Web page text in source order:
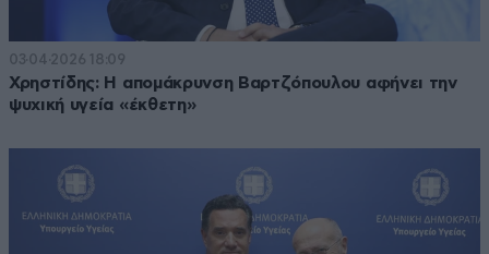
03·04·2026 18:09
Χρηστίδης: Η απομάκρυνση Βαρτζόπουλου αφήνει την
ψυχική υγεία «έκθετη»